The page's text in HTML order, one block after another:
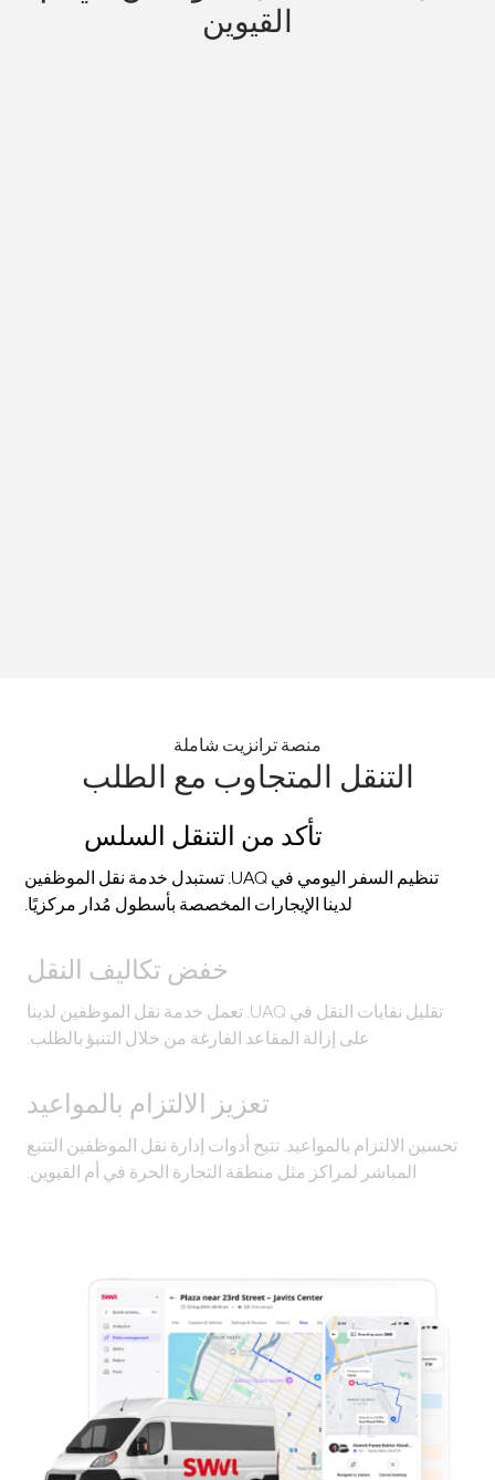
القيوين
منصة ترانزيت شاملة
التنقل المتجاوب مع الطلب
تأكد من التنقل السلس
تنظيم السفر اليومي في UAQ. تستبدل خدمة نقل الموظفين
لدينا الإيجارات المخصصة بأسطول مُدار مركزيًا.
خفض تكاليف النقل
تقليل نفايات النقل في UAQ. تعمل خدمة نقل الموظفين لدينا
على إزالة المقاعد الفارغة من خلال التنبؤ بالطلب.
تعزيز الالتزام بالمواعيد
تحسين الالتزام بالمواعيد. تتيح أدوات إدارة نقل الموظفين التتبع
المباشر لمراكز مثل منطقة التجارة الحرة في أم القيوين.